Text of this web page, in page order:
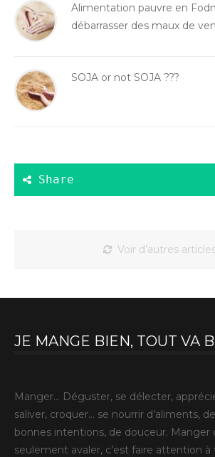
Alimentation pauvre en
débarrasser des maux de
SOJA or not SOJA ???
Voir d’autres
JE MANGE BIEN, TOUT VA
Manger… Déguster, se délecter,
saliver, croquer… se nourrir d’aliments,
bonnes intentions, de douceur. Manger
seulement avaler, c’est faire attention